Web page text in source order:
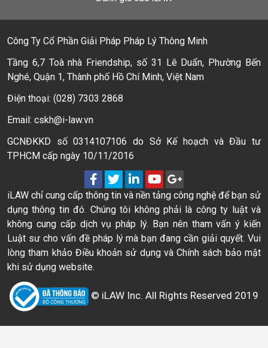
Công Ty Cổ Phần Giải Pháp Pháp Lý Thông Minh
Tầng 6,7 Toà nhà Friendship, số 31 Lê Duẩn, Phường Bến
Nghé, Quận 1, Thành phố Hồ Chí Minh, Việt Nam
Điện thoại: (028) 7303 2868
Email: cskh@i-law.vn
GCNĐKKD số 0314107106 do Sở Kế hoạch và Đầu tư
TPHCM cấp ngày 10/11/2016
iLAW chỉ cung cấp thông tin và nền tảng công nghệ để bạn sử
dụng thông tin đó. Chúng tôi không phải là công ty luật và
không cung cấp dịch vụ pháp lý. Bạn nên tham vấn ý kiến
Luật sư cho vấn đề pháp lý mà bạn đang cần giải quyết. Vui
lòng tham khảo Điều khoản sử dụng và Chính sách bảo mật
khi sử dụng website.
© iLAW Inc. All Rights Reserved 2019